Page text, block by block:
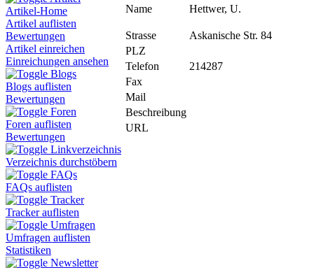
Artikel-Home
Artikel auflisten
Bewertungen
Artikel einreichen
Einreichungen ansehen
Blogs
Blogs auflisten
Bewertungen
Foren
Foren auflisten
Bewertungen
Linkverzeichnis
Verzeichnis durchstöbern
FAQs
FAQs auflisten
Tracker
Tracker auflisten
Umfragen
Umfragen auflisten
Statistiken
Newsletter
Name Hettwer, U.
Strasse
Askanische Str. 84
PLZ
Telefon
214287
Fax
Mail
Beschreibung
URL